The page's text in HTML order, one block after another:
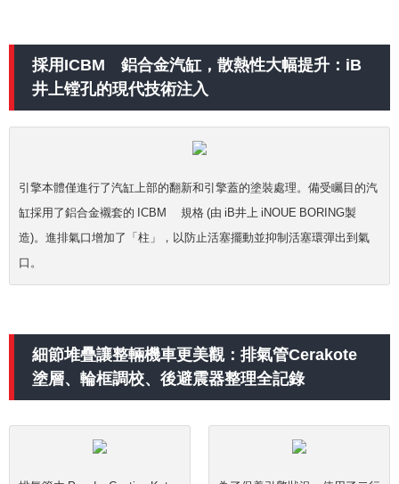
採用ICBM®鋁合金汽缸，散熱性大幅提升：iB
井上镗孔的現代技術注入
引擎本體僅進行了汽缸上部的翻新和引擎蓋的塗裝處理。備受矚目的汽
缸採用了鋁合金襯套的 ICBM® 規格 (由 iB井上 iNOUE BORING製
造)。進排氣口增加了「柱」，以防止活塞擺動並抑制活塞環彈出到氣
口。
細節堆疊讓整輛機車更美觀：排氣管Cerakote
塗層、輪框調校、後避震器整理全記錄